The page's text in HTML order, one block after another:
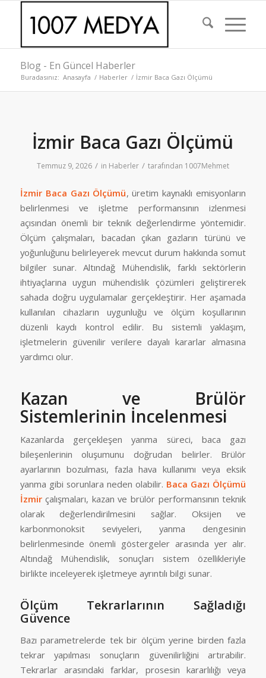
Blog - En Güncel Haberler
Buradasınız: Anasayfa / Haberler / İzmir Baca Gazı Ölçümü
İzmir Baca Gazı Ölçümü
Temmuz 9, 2026 / in Haberler / tarafından 1007Mehmet
İzmir Baca Gazı Ölçümü, üretim kaynaklı emisyonların
belirlenmesi ve işletme performansının izlenmesi
açısından önemli bir teknik değerlendirme yöntemidir.
Ölçüm çalışmaları, bacadan çıkan gazların türünü ve
yoğunluğunu belirleyerek mevcut durum hakkında somut
bilgiler sunar. Altındağ Mühendislik, farklı sektörlerin
ihtiyaçlarına uygun mühendislik çözümleri geliştirerek
sahada doğru uygulamalar gerçekleştirir. Her aşamada
kullanılan cihazların uygunluğu ve ölçüm koşullarının
düzenli kaydı kontrol edilir. Bu sistemli yaklaşım,
işletmelerin güvenilir verilere dayalı kararlar almasına
yardımcı olur.
Kazan ve Brülör
Sistemlerinin İncelenmesi
Kazanlarda gerçekleşen yanma süreci, baca gazı
bileşenlerinin oluşumunu doğrudan belirler. Brülör
ayarlarının bozulması, fazla hava kullanımı veya eksik
yanma gibi sorunlara neden olabilir. Baca Gazı Ölçümü
İzmirçalışmaları, kazan ve brülör performansının teknik
olarak değerlendirilmesini sağlar. Oksijen ve
karbonmonoksit seviyeleri, yanma dengesinin
belirlenmesinde önemli göstergeler arasında yer alır.
Altındağ Mühendislik, sonuçları sistem özellikleriyle
birlikte inceleyerek işletmeye ayrıntılı bilgi sunar.
Ölçüm Tekrarlarının Sağladığı
Güvence
Bazı parametrelerde tek bir ölçüm yerine birden fazla
tekrar yapılması sonuçların güvenilirliğini artırabilir.
Tekrarlar arasındaki farklar, prosesin kararlılığı veya